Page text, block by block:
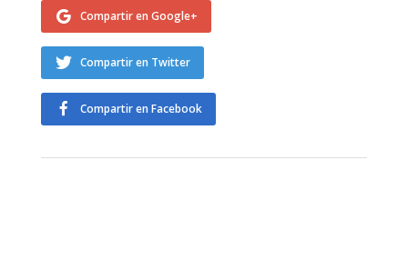
Compartir en Google+
Compartir en Twitter
Compartir en Facebook